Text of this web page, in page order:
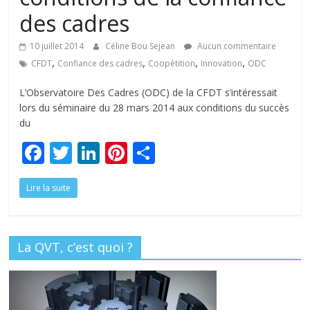
des cadres
10 juillet 2014 Céline Bou Sejean
Aucun commentaire
CFDT, Confiance des cadres, Coopétition, Innovation, ODC
L’Observatoire Des Cadres (ODC) de la CFDT s’intéressait
lors du séminaire du 28 mars 2014 aux conditions du succès
du
F
ac
e
o
o
k
T
w
itt
Li
dI
n
Pi
st
Lire la suite
La QVT, c’est quoi ?